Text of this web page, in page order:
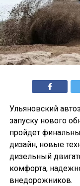
Ульяновский
запуску нового
пройдет
дизайн, новые
дизельный
комфорта,
внедорожников.